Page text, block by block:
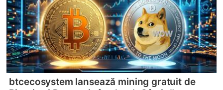
btcecosystem lansează mining gratuit de